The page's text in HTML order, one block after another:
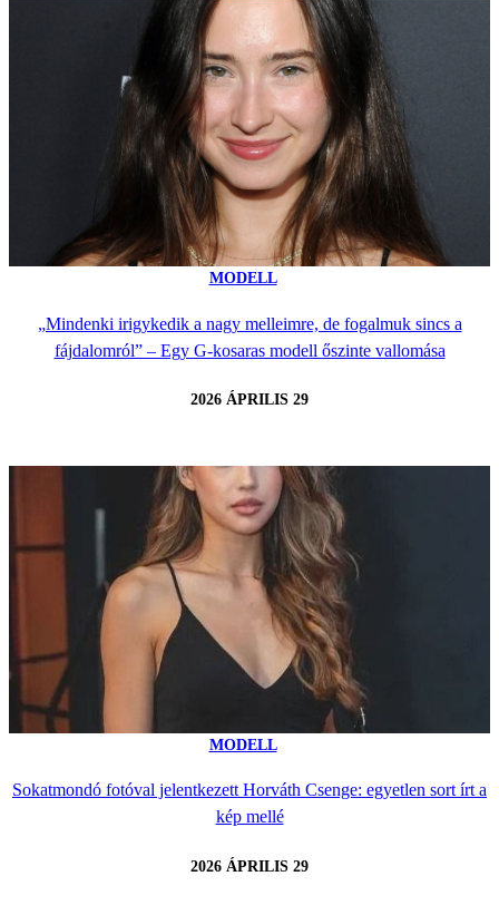
MODELL
„Mindenki irigykedik a nagy melleimre, de fogalmuk sincs a
fájdalomról” – Egy G-kosaras modell őszinte vallomása
2026 ÁPRILIS 29
MODELL
Sokatmondó fotóval jelentkezett Horváth Csenge: egyetlen sort írt a
kép mellé
2026 ÁPRILIS 29